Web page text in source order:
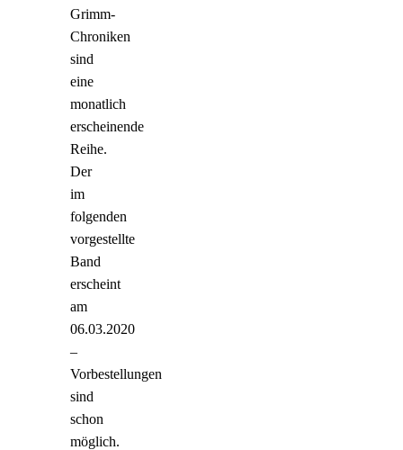
Grimm-
Chroniken
sind
eine
monatlich
erscheinende
Reihe.
Der
im
folgenden
vorgestellte
Band
erscheint
am
06.03.2020
–
Vorbestellungen
sind
schon
möglich.